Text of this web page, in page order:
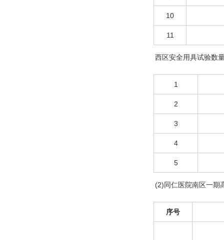
10
11
西区安全用具试验数
1
2
3
4
5
(2)同仁医院南区一期
序号